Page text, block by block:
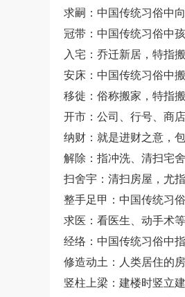
求嗣：中国传统习俗中
冠带：中国传统习俗中
入宅：乔迁新居，特指
安床：中国传统习俗中
移徙：俗称搬家，特指
开市：公司、行号、商
纳财：就是进财之意，
解除：指冲洗、清扫宅
扫舍宇：清扫房屋，尤
整手足甲：中国传统习
求医：看医生、动手术
经络：中国传统习俗中
修造动土：人类居住的
竖柱上梁：建楼时竖立